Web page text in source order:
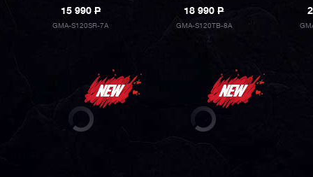
15 990P
GMA-S120SR-7A
18 990P
GMA-S120TB-8A